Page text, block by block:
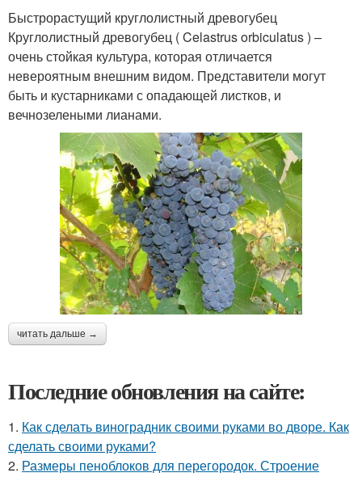
Быстрорастущий круглолистный древогубец
Круглолистный древогубец ( Celastrus orbiculatus ) –
очень стойкая культура, которая отличается
невероятным внешним видом. Представители могут
быть и кустарниками с опадающей листков, и
вечнозелеными лианами.
читать дальше →
Последние обновления на сайте:
1. Как сделать виноградник своими руками во дворе. Как
сделать своими руками?
2. Размеры пеноблоков для перегородок. Строение